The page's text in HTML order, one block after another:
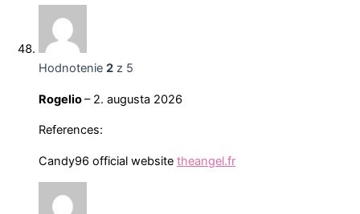
Hodnotenie 2 z 5
Rogelio– 2. augusta 2026
References:
Candy96 official website theangel.fr